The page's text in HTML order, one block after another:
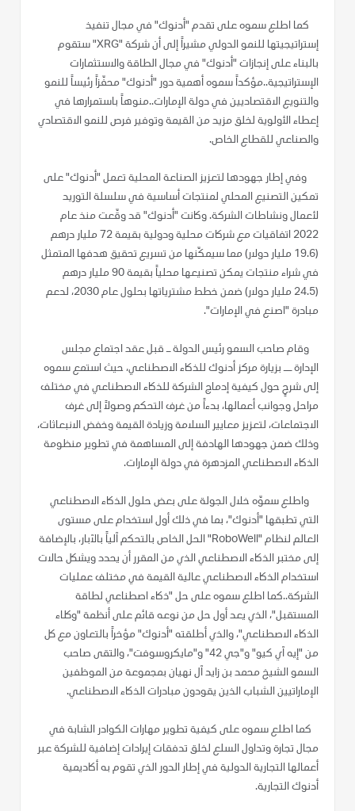
كما اطلع سموه على تقدم "أدنوك" في مجال تنفيذ
إستراتيجيتها للنمو الدولي مشيراً إلى أن شركة "XRG" ستقوم
بالبناء على إنجازات "أدنوك" في مجال الطاقة والاستثمارات
الإستراتيجية..مؤكداً سموه أهمية دور "أدنوك" محفّزاً رئيساً للنمو
والتنويع الاقتصاديين في دولة الإمارات..منوهاً باستمرارها في
إعطاء الأولوية لخلق مزيد من القيمة وتوفير فرص للنمو الاقتصادي
والصناعي للقطاع الخاص.
وفي إطار جهودها لتعزيز الصناعة المحلية تعمل "أدنوك" على
تمكين التصنيع المحلي لمنتجات أساسية في سلسلة التوريد
لأعمال ونشاطات الشركة. وكانت "أدنوك" قد وقّعت منذ عام
2022 اتفاقيات مع شركات محلية ودولية بقيمة 72 مليار درهم
(19.6 مليار دولار) مما سيمكّنها من تسريع تحقيق هدفها المتمثل
في شراء منتجات يمكن تصنيعها محلياً بقيمة 90 مليار درهم
(24.5 مليار دولار) ضمن خطط مشترياتها بحلول عام 2030، لدعم
مبادرة "اصنع في الإمارات".
وقام صاحب السمو رئيس الدولة ـ قبل عقد اجتماع مجلس
الإدارة ــ بزيارة مركز أدنوك للذكاء الاصطناعي، حيث استمع سموه
إلى شرحٍ حول كيفية إدماج الشركة للذكاء الاصطناعي في مختلف
مراحل وجوانب أعمالها، بدءاً من غرف التحكم وصولاً إلى غرف
الاجتماعات، لتعزيز معايير السلامة وزيادة القيمة وخفض الانبعاثات،
وذلك ضمن جهودها الهادفة إلى المساهمة في تطوير منظومة
الذكاء الاصطناعي المزدهرة في دولة الإمارات.
واطلع سموّه خلال الجولة على بعض حلول الذكاء الاصطناعي
التي تطبقها "أدنوك"، بما في ذلك أول استخدام على مستوى
العالم لنظام "RoboWell" الحل الخاص بالتحكم آلياً بالآبار، بالإضافة
إلى مختبر الذكاء الاصطناعي الذي من المقرر أن يحدد ويشكل حالات
استخدام الذكاء الاصطناعي عالية القيمة في مختلف عمليات
الشركة..كما اطلع سموه على حل "ذكاء اصطناعي لطاقة
المستقبل"، الذي يعد أول حل من نوعه قائم على أنظمة "وكلاء
الذكاء الاصطناعي"، والذي أطلقته "أدنوك" مؤخراً بالتعاون مع كل
من "إيه آي كيو" و"جي 42" و"مايكروسوفت"، والتقى صاحب
السمو الشيخ محمد بن زايد آل نهيان بمجموعة من الموظفين
الإماراتيين الشباب الذين يقودون مبادرات الذكاء الاصطناعي.
كما اطلع سموه على كيفية تطوير مهارات الكوادر الشابة في
مجال تجارة وتداول السلع لخلق تدفقات إيرادات إضافية للشركة عبر
أعمالها التجارية الدولية في إطار الدور الذي تقوم به أكاديمية
أدنوك التجارية.